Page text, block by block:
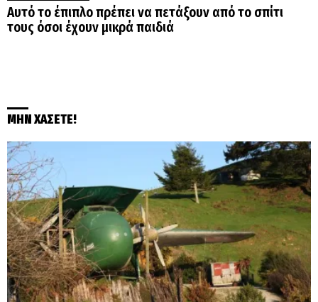
Αυτό το έπιπλο πρέπει να πετάξουν από το σπίτι
τους όσοι έχουν μικρά παιδιά
ΜΗΝ ΧΑΣΕΤΕ!